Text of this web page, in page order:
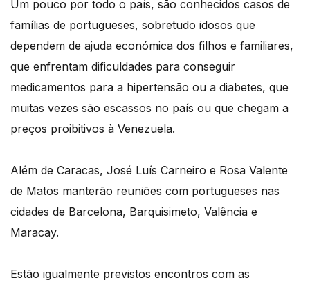
Um pouco por todo o país, são conhecidos casos de
famílias de portugueses, sobretudo idosos que
dependem de ajuda económica dos filhos e familiares,
que enfrentam dificuldades para conseguir
medicamentos para a hipertensão ou a diabetes, que
muitas vezes são escassos no país ou que chegam a
preços proibitivos à Venezuela.
Além de Caracas, José Luís Carneiro e Rosa Valente
de Matos manterão reuniões com portugueses nas
cidades de Barcelona, Barquisimeto, Valência e
Maracay.
Estão igualmente previstos encontros com as